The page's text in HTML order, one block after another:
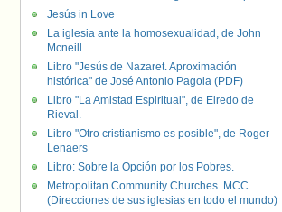
Jesús in Love
La iglesia ante la homosexualidad, de John
Mcneill
Libro "Jesús de Nazaret. Aproximación
histórica" de José Antonio Pagola (PDF)
Libro "La Amistad Espiritual", de Elredo de
Rieval.
Libro "Otro cristianismo es posible", de Roger
Lenaers
Libro: Sobre la Opción por los Pobres.
Metropolitan Community Churches. MCC.
(Direcciones de sus iglesias en todo el mundo)